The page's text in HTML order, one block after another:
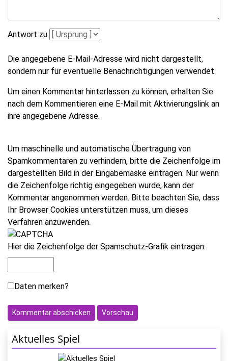
Antwort zu
Die angegebene E-Mail-Adresse wird nicht dargestellt,
sondern nur für eventuelle Benachrichtigungen verwendet.
Um einen Kommentar hinterlassen zu können, erhalten Sie
nach dem Kommentieren eine E-Mail mit Aktivierungslink an
ihre angegebene Adresse.
Um maschinelle und automatische Übertragung von
Spamkommentaren zu verhindern, bitte die Zeichenfolge im
dargestellten Bild in der Eingabemaske eintragen. Nur wenn
die Zeichenfolge richtig eingegeben wurde, kann der
Kommentar angenommen werden. Bitte beachten Sie, dass
Ihr Browser Cookies unterstützen muss, um dieses
Verfahren anzuwenden.
Hier die Zeichenfolge der Spamschutz-Grafik eintragen:
Daten merken?
Aktuelles Spiel